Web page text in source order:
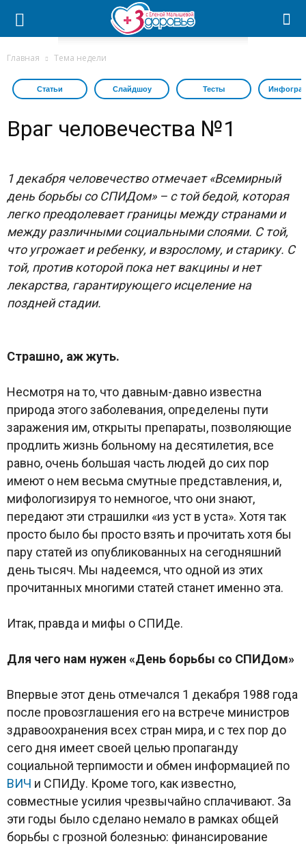
Главная Тема недели
Статьи Слайдшоу Тесты
Враг человечества №1
1 декабря человечество отмечает «Всемирный
день борьбы со СПИДом» – с той бедой, которая
легко преодолевает границы между странами и
между различными социальными слоями. С той,
что угрожает и ребенку, и взрослому, и старику. С
той, против которой пока нет вакцины и нет
лекарства, гарантирующего исцеление на
поздней стадии.
Страшно, аж жуть.
Несмотря на то, что давным-давно известна
природа этого заболевания, определены пути
заражения им, открыты препараты, позволяющие
продлить жизнь больному на десятилетия, все
равно, очень большая часть людей до сих пор
имеют о нем весьма смутные представления, и,
мифологизируя то немногое, что они знают,
передают эти страшилки «из уст в уста». Хотя так
просто было бы просто взять и прочитать хотя бы
пару статей из опубликованных на сегодняшний
день тысяч. Мы надеемся, что одной из этих
прочитанных многими статей станет именно эта.
Итак, правда и мифы о СПИДе.
Для чего нам нужен «День борьбы со СПИДом»
Впервые этот день отмечался 1 декабря 1988 года
после провозглашения его на встрече министров
здравоохранения всех стран мира, и с тех пор до
сего дня имеет своей целью пропаганду
социальной терпимости и обмен информацией по
ВИЧ и СПИДу. Кроме того, как известно,
совместные усилия чрезвычайно сплачивают. За
эти годы было сделано немало в рамках общей
борьбы с грозной болезнью: финансирование